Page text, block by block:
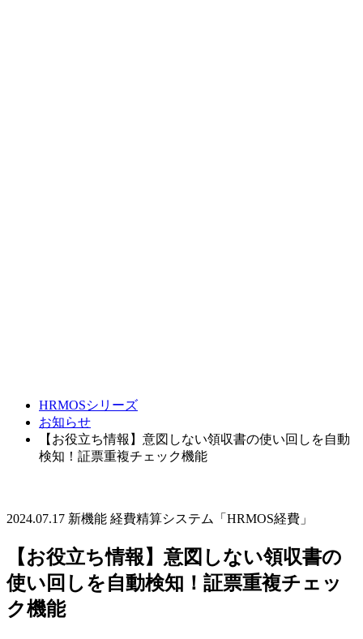
HRMOSシリーズ
お知らせ
【お役立ち情報】意図しない領収書の使い回しを自動
検知！証票重複チェック機能
2024.07.17 新機能 経費精算システム「HRMOS経費」
【お役立ち情報】意図しない領収書の
使い回しを自動検知！証票重複チェッ
ク機能